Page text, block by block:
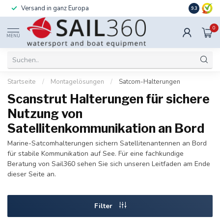
Versand in ganz Europa 9.3
MENÜ
0
Startseite / Montagelösungen / Satcom-Halterungen
Scanstrut Halterungen für sichere
Nutzung von
Satellitenkommunikation an Bord
Marine-Satcomhalterungen sichern Satellitenantennen an Bord
für stabile Kommunikation auf See. Für eine fachkundige
Beratung von Sail360 sehen Sie sich unseren Leitfaden am Ende
dieser Seite an.
Filter